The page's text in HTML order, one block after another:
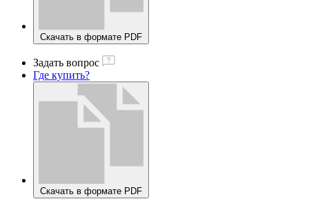
Скачать в формате PDF
Задать вопрос
Где купить?
Скачать в формате PDF